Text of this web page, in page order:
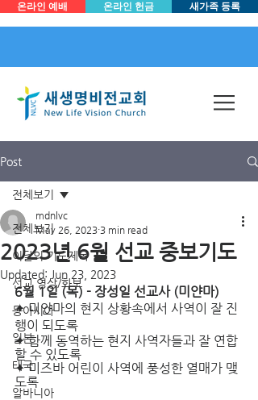
온라인 예배 온라인 헌금 새가족 등록
Post
전체보기
이달의 기도제목
선교 영상/화보
동아시아
일본
태국
알바니아
전체보기
2023년 6월 선교 중보기도
mdnlvc
May 26, 2023 3 min read
Updated: Jun 23, 2023
6월 1일 (목) - 장성일 선교사 (미얀마)
✦ 미얀마의 현지 상황속에서 사역이 잘 진
행이 되도록
✦ 함께 동역하는 현지 사역자들과 잘 연합
할 수 있도록
✦ 미즈바 어린이 사역에 풍성한 열매가 맺
도록